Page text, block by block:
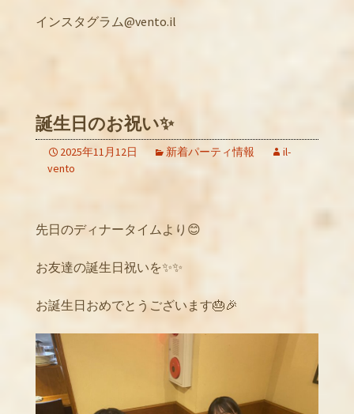
インスタグラム@vento.il
誕生日のお祝い✨
2025年11月12日 新着パーティ情報
il-
vento
先日のディナータイムより😊
お友達の誕生日祝いを✨✨
お誕生日おめでとうございます🎂🎉